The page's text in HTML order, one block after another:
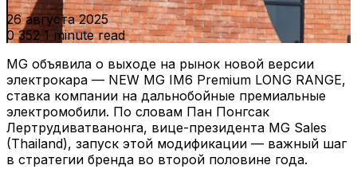
26 августа 2025
0352 1 minute read
MG объявила о выходе на рынок новой версии
электрокара — NEW MG IM6 Premium LONG RANGE,
ставка компании на дальнобойные премиальные
электромобили. По словам Пан Понгсак
Лертрудиватванонга, вице-президента MG Sales
(Thailand), запуск этой модификации — важный шаг
в стратегии бренда во второй половине года.